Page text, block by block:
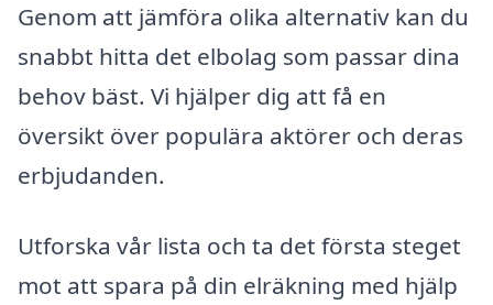
Genom att jämföra olika alternativ kan du
snabbt hitta det elbolag som passar dina
behov bäst. Vi hjälper dig att få en
översikt över populära aktörer och deras
erbjudanden.
Utforska vår lista och ta det första steget
mot att spara på din elräkning med hjälp